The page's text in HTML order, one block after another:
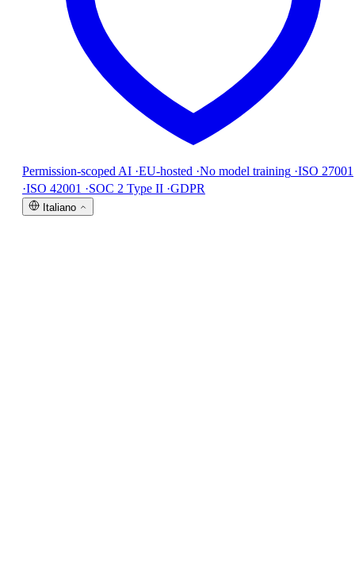
Permission-scoped AI ·EU-hosted ·No model training ·ISO 27001
·ISO 42001 ·SOC 2 Type II ·GDPR
Italiano